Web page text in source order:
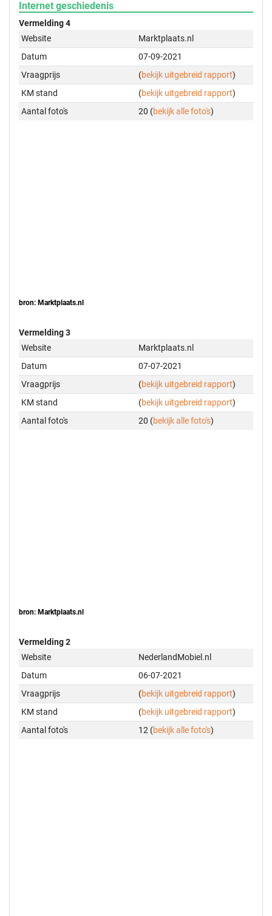
Internet geschiedenis
Vermelding 4
Website
Marktplaats.nl
Datum
07-09-2021
Vraagprijs
(bekijk uitgebreid rapport)
KM stand
(bekijk uitgebreid rapport)
Aantal foto's
20 (bekijk alle foto's)
bron: Marktplaats.nl
Vermelding 3
Website
Marktplaats.nl
Datum
07-07-2021
Vraagprijs
(bekijk uitgebreid rapport)
KM stand
(bekijk uitgebreid rapport)
Aantal foto's
20 (bekijk alle foto's)
bron: Marktplaats.nl
Vermelding 2
Website
NederlandMobiel.nl
Datum
06-07-2021
Vraagprijs
(bekijk uitgebreid rapport)
KM stand
(bekijk uitgebreid rapport)
Aantal foto's
12 (bekijk alle foto's)